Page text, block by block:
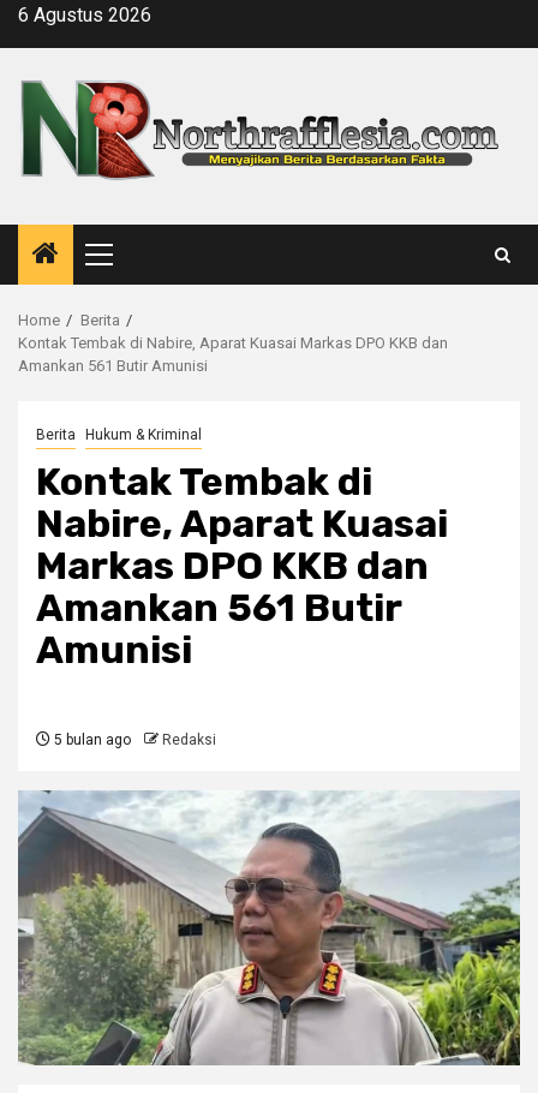
Skip6 Agustus 2026
Primary
Menu
Home
Berita
Kontak Tembak di Nabire, Aparat Kuasai Markas DPO KKB dan
Amankan 561 Butir Amunisi
Berita Hukum & Kriminal
Kontak Tembak di
Nabire, Aparat Kuasai
Markas DPO KKB dan
Amankan 561 Butir
Amunisi
5 bulan ago Redaksi